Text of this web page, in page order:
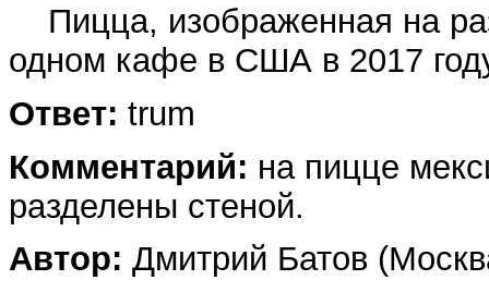
Пицца, изображенная на
одном кафе в США в 2017
Ответ: trum
Комментарий: на пицце
разделены стеной.
Автор: Дмитрий Батов